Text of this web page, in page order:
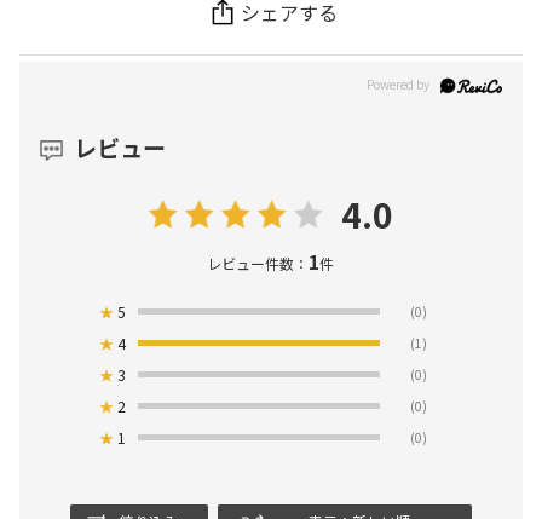
シェアする
レビュー
4.0
レビュー件数： 1件
★5 (0)
★4 (1)
★3 (0)
★ 2 (0)
★ 1 (0)